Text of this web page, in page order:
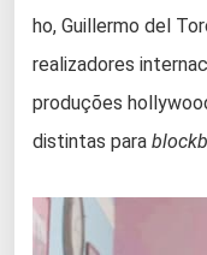
ho, Guillermo del
realizadores
produções
distintas para